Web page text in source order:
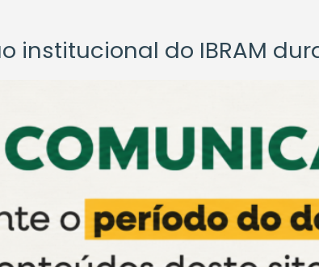
institucional do IBRAM